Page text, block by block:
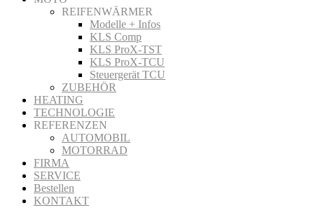
REIFENWÄRMER
Modelle + Infos
KLS Comp
KLS ProX-TST
KLS ProX-TCU
Steuergerät TCU
ZUBEHÖR
HEATING
TECHNOLOGIE
REFERENZEN
AUTOMOBIL
MOTORRAD
FIRMA
SERVICE
Bestellen
KONTAKT